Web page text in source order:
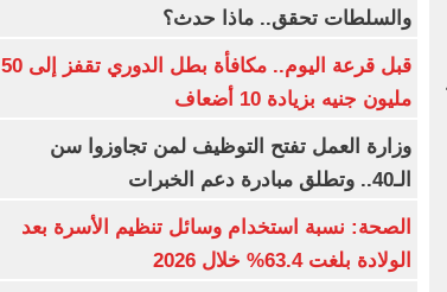
والسلطات تحقق.. ماذا حدث؟
قبل قرعة اليوم.. مكافأة بطل الدوري تقفز إلى 50
مليون جنيه بزيادة 10 أضعاف
وزارة العمل تفتح التوظيف لمن تجاوزوا سن
الـ40.. وتطلق مبادرة دعم الخبرات
الصحة: نسبة استخدام وسائل تنظيم الأسرة بعد
الولادة بلغت 63.4% خلال 2026